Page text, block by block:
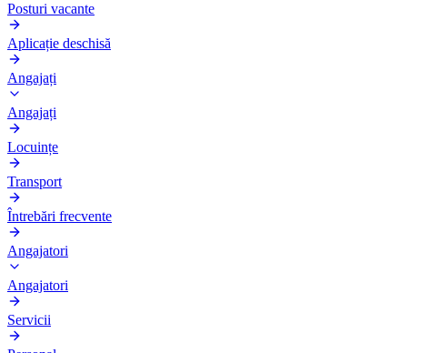
Posturi vacante
Aplicație deschisă
Angajați
Angajați
Locuințe
Transport
Întrebări frecvente
Angajatori
Angajatori
Servicii